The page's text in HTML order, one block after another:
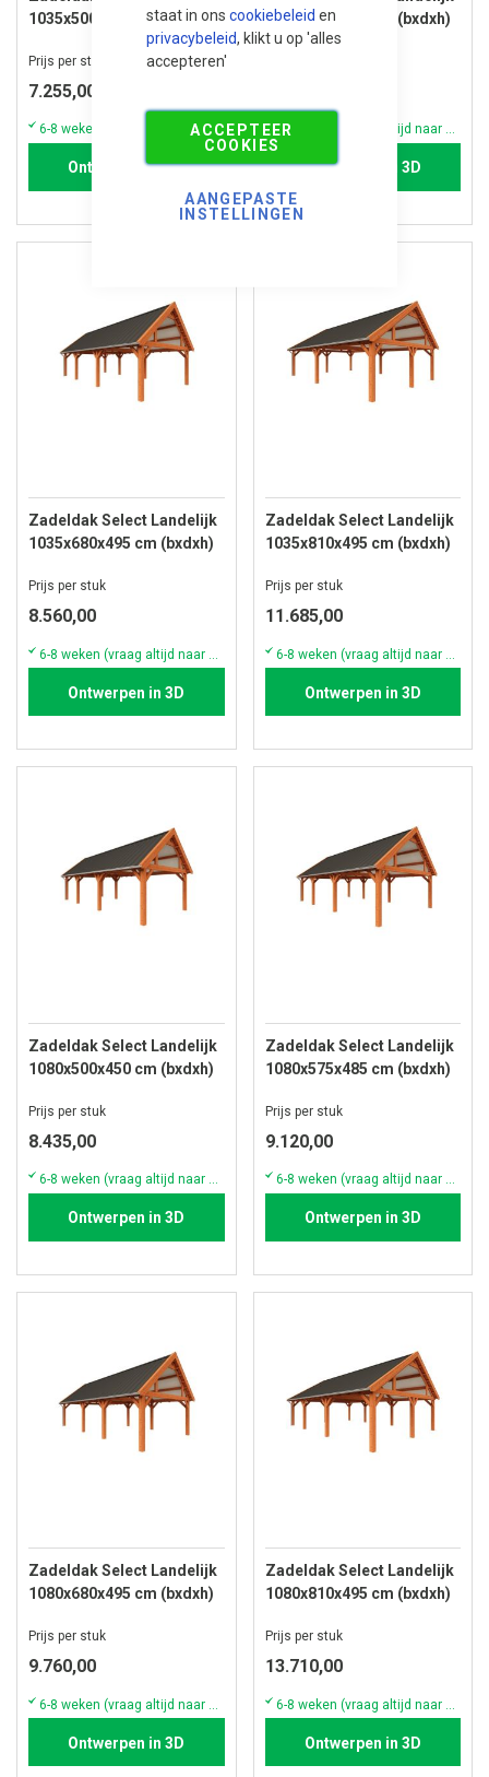
staat in ons cookiebeleid en
privacybeleid, klikt u op 'alles
accepteren'
ACCEPTEER
COOKIES
AANGEPASTE
INSTELLINGEN
1035x500x450 cm (bxdxh)
Prijs per stuk
7.255,00
6-8 weken (vraag altijd naar de actuele voorraad & levertijd)
Ontwerpen in 3D
1035x575x485 cm (bxdxh)
6-8 weken (vraag altijd naar de actuele voorraad & levertijd)
Ontwerpen in 3D
Zadeldak Select Landelijk
1035x680x495 cm (bxdxh)
Prijs per stuk
8.560,00
Ontwerpen in 3D
Zadeldak Select Landelijk
1035x810x495 cm (bxdxh)
Prijs per stuk
11.685,00
Ontwerpen in 3D
Zadeldak Select Landelijk
1080x500x450 cm (bxdxh)
Prijs per stuk
8.435,00
6-8 weken (vraag altijd naar de actuele voorraad & levertijd)
Ontwerpen in 3D
Zadeldak Select Landelijk
1080x575x485 cm (bxdxh)
Prijs per stuk
9.120,00
6-8 weken (vraag altijd naar de actuele voorraad & levertijd)
Ontwerpen in 3D
Zadeldak Select Landelijk
1080x680x495 cm (bxdxh)
Prijs per stuk
9.760,00
Ontwerpen in 3D
Zadeldak Select Landelijk
1080x810x495 cm (bxdxh)
Prijs per stuk
13.710,00
Ontwerpen in 3D